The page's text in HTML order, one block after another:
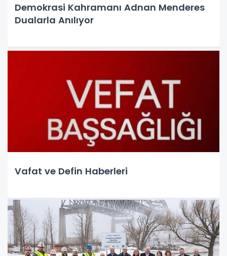
Demokrasi Kahramanı Adnan Menderes
Dualarla Anılıyor
Vafat ve Defin Haberleri